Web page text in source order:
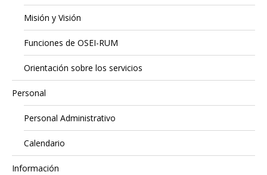
Misión y Visión
Funciones de OSEI-RUM
Orientación sobre los servicios
Personal
Personal Administrativo
Calendario
Información